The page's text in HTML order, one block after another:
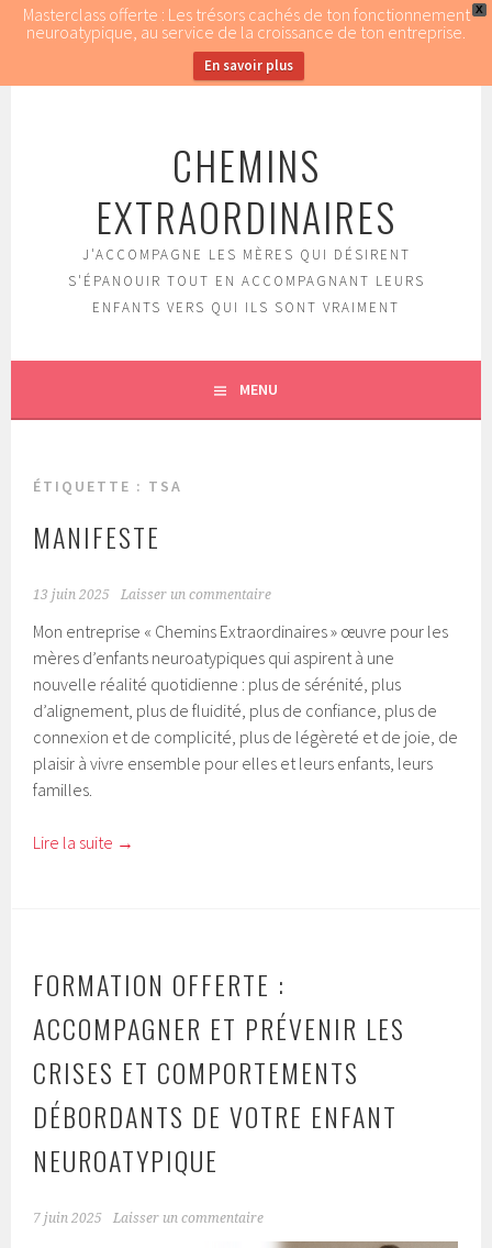
X
Masterclass offerte : Les trésors cachés de ton fonctionnement
neuroatypique, au service de la croissance de ton entreprise.
En savoir plus
CHEMINS
EXTRAORDINAIRES
J'ACCOMPAGNE LES MÈRES QUI DÉSIRENT
S'ÉPANOUIR TOUT EN ACCOMPAGNANT LEURS
ENFANTS VERS QUI ILS SONT VRAIMENT
MENU
ÉTIQUETTE : TSA
MANIFESTE
13 juin 2025 Laisser un commentaire
Mon entreprise « Chemins Extraordinaires » œuvre pour les
mères d’enfants neuroatypiques qui aspirent à une
nouvelle réalité quotidienne : plus de sérénité, plus
d’alignement, plus de fluidité, plus de confiance, plus de
connexion et de complicité, plus de légèreté et de joie, de
plaisir à vivre ensemble pour elles et leurs enfants, leurs
familles.
Lire la suite →
FORMATION OFFERTE :
ACCOMPAGNER ET PRÉVENIR LES
CRISES ET COMPORTEMENTS
DÉBORDANTS DE VOTRE ENFANT
NEUROATYPIQUE
7 juin 2025 Laisser un commentaire